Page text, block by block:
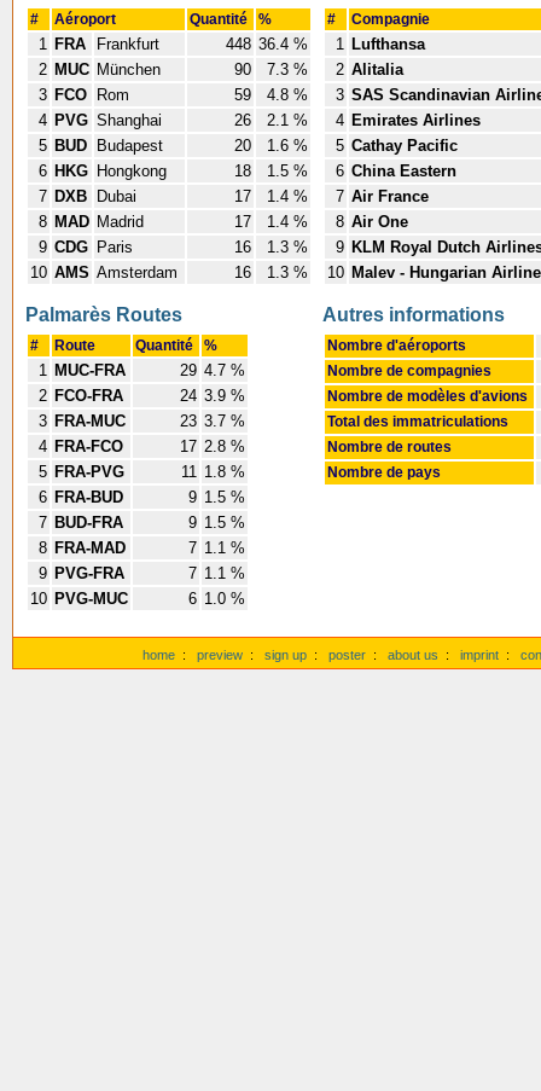
# Aéroport Quantité %
1 FRA Frankfurt 448 36.4 %
2 MUC München 90
7.3 %
3 FCO Rom 59
4.8 %
4 PVG Shanghai 26
2.1 %
5 BUD Budapest 20
1.6 %
6 HKG Hongkong 18
1.5 %
7 DXB Dubai 17
1.4 %
8 MAD Madrid 17
1.4 %
9 CDG Paris 16
1.3 %
10 AMS Amsterdam 16 1.3 %
# Compagnie
1 Lufthansa
2 Alitalia
3 SAS Scandinavian
4 Emirates Airlines
5 Cathay Pacific
6 China Eastern
7 Air France
8 Air One
9 KLM Royal Dutch
10 Malev - Hungarian
Palmarès Routes
# Route Quantité %
1 MUC-FRA 29 4.7 %
2 FCO-FRA 24 3.9 %
3 FRA-MUC 23 3.7 %
4 FRA-FCO 17 2.8 %
5 FRA-PVG 11 1.8 %
6 FRA-BUD 9 1.5 %
7 BUD-FRA 9 1.5 %
8 FRA-MAD 7 1.1 %
9 PVG-FRA 7 1.1 %
10 PVG-MUC 6 1.0 %
Autres informations
Nombre d'aéroports
Nombre de compagnies
Nombre de modèles d'avions
Total des immatriculations
Nombre de routes
Nombre de pays
home : preview : sign up : poster : about us : imprint :